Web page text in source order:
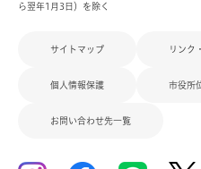
ら翌年1月3日）を除く
サイトマップ リンク
個人情報保護 市役所
お問い合わせ先一覧